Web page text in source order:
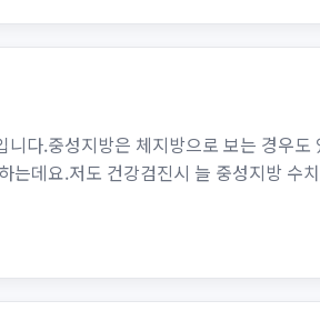
다.중성지방은 체지방으로 보는 경우
데요.저도 건강검진시 늘 중성지방 수